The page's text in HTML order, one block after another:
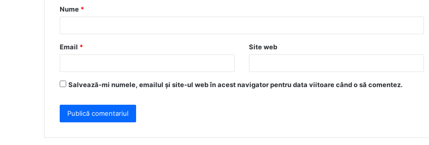
r
*
Nume *
Email * Site web
Salvează-mi numele, emailul și site-ul web în acest navigator pentru data viitoare când o să comentez.